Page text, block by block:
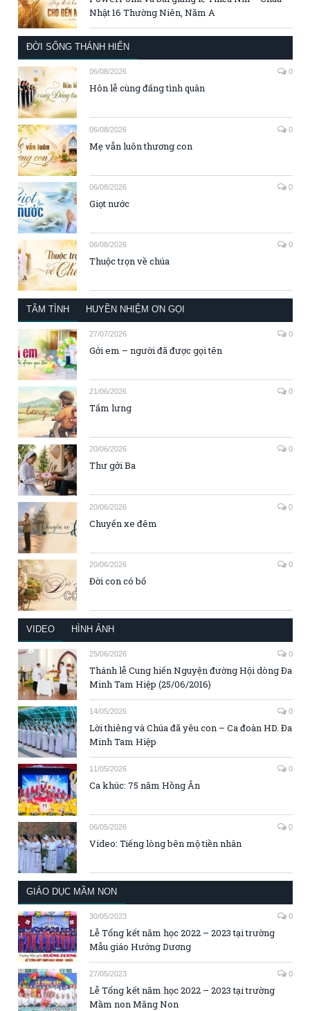
Nhật 16 Thường Niên, Năm A
ĐỜI SỐNG THÁNH HIẾN
06/08/2026 0
Hôn lễ cùng đấng tình quân
06/08/2026 0
Mẹ vẫn luôn thương con
06/08/2026 0
Giọt nước
06/08/2026 0
Thuộc trọn về chúa
TÂM TÌNH HUYỀN NHIỆM ƠN GỌI
27/07/2026 0
Gởi em – người đã được gọi tên
21/06/2026 0
Tấm lưng
20/06/2026 0
Thư gởi Ba
20/06/2026 0
Chuyến xe đêm
20/06/2026 0
Đời con có bố
VIDEO HÌNH ẢNH
25/06/2026 0
Thánh lễ Cung hiến Nguyện đường Hội dòng Đa
Minh Tam Hiệp (25/06/2016)
14/05/2026 0
Lời thiêng và Chúa đã yêu con – Ca đoàn HD. Đa
Minh Tam Hiệp
11/05/2026 0
Ca khúc: 75 năm Hồng Ân
06/05/2026 0
Video: Tiếng lòng bên mộ tiền nhân
GIÁO DỤC MẦM NON
30/05/2023 0
Lễ Tổng kết năm học 2022 – 2023 tại trường
Mẫu giáo Hướng Dương
27/05/2023 0
Lễ Tổng kết năm học 2022 – 2023 tại trường
Mầm non Măng Non